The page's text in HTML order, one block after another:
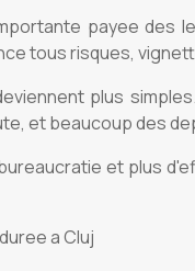
payee
tous risques,
plus
et beaucoup des
et plus